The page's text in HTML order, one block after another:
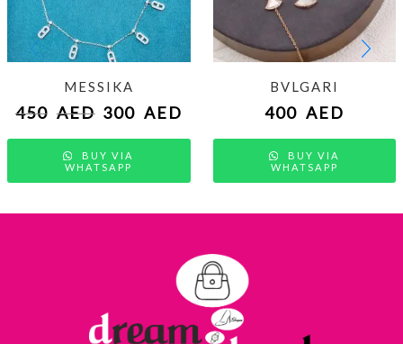
MESSIKA
450 AED 300 AED
BUY VIA
WHATSAPP
BVLGARI
400 AED
BUY VIA
WHATSAPP